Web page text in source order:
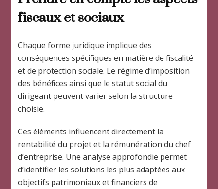
fiscaux et sociaux
Chaque forme juridique implique des
conséquences spécifiques en matière de fiscalité
et de protection sociale. Le régime d’imposition
des bénéfices ainsi que le statut social du
dirigeant peuvent varier selon la structure
choisie.
Ces éléments influencent directement la
rentabilité du projet et la rémunération du chef
d’entreprise. Une analyse approfondie permet
d’identifier les solutions les plus adaptées aux
objectifs patrimoniaux et financiers de